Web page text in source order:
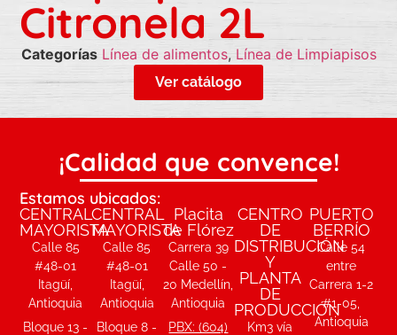
Citronela 2L
Categorías Línea de alimentos, Línea de Limpiapisos
Ver catálogo
¡Calidad que convence!
Estamos ubicados:
CENTRAL
MAYORISTA
Calle 85
#48-01
Itagüí,
Antioquia
Bloque 13 -
CENTRAL
MAYORISTA
Calle 85
#48-01
Itagüí,
Antioquia
Bloque 8 -
Placita
de Flórez
Carrera 39
Calle 50 -
20 Medellín,
Antioquia
PBX: (604)
CENTRO
DE
DISTRIBUCIÓN
Y
PLANTA
DE
PRODUCCIÓN
Km3 vía
PUERTO
BERRÍO
Calle 54
entre
Carrera 1-2
#1-05,
Antioquia